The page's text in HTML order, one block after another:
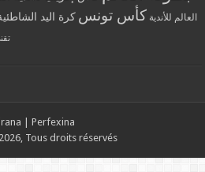
العالم للأندية كأس تونس كرة اليد
Perfexina
Tous droits réservés